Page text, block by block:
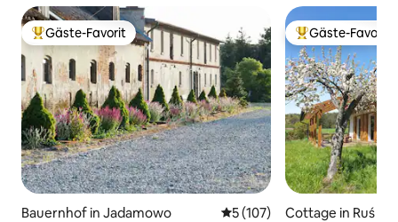
Beliebter Gäste-Favorit.
Gäste-Favorit
Bauernhof in Jadamowo Durchschnittliche
5 (107)
Beliebter Gäste-
Gäste-Favorit
Cottage in Ruś